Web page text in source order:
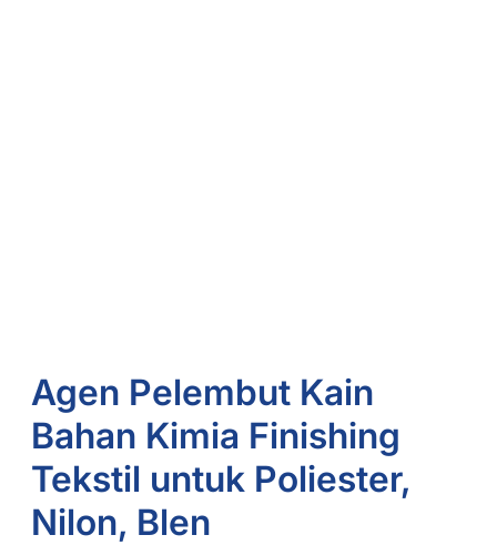
Agen Pelembut Kain
Bahan Kimia Finishing
Tekstil untuk Poliester,
Nilon, Blen